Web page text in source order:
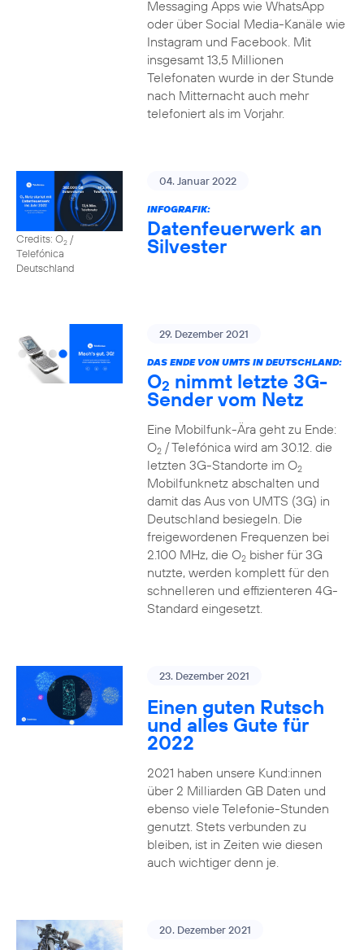
Messaging Apps wie WhatsApp
oder über Social Media-Kanäle wie
Instagram und Facebook. Mit
insgesamt 13,5 Millionen
Telefonaten wurde in der Stunde
nach Mitternacht auch mehr
telefoniert als im Vorjahr.
Credits: O2 /
Telefónica
Deutschland
04. Januar 2022
INFOGRAFIK:
Datenfeuerwerk an
Silvester
29. Dezember 2021
DAS ENDE VON UMTS IN DEUTSCHLAND:
O2 nimmt letzte 3G-
Sender vom Netz
Eine Mobilfunk-Ära geht zu Ende:
O2/ Telefónica wird am 30.12. die
letzten 3G-Standorte im O2
Mobilfunknetz abschalten und
damit das Aus von UMTS (3G) in
Deutschland besiegeln. Die
freigewordenen Frequenzen bei
2.100 MHz, die O2bisher für 3G
nutzte, werden komplett für den
schnelleren und effizienteren 4G-
Standard eingesetzt.
23. Dezember 2021
Einen guten Rutsch
und alles Gute für
2022
2021 haben unsere Kund:innen
über 2 Milliarden GB Daten und
ebenso viele Telefonie-Stunden
genutzt. Stets verbunden zu
bleiben, ist in Zeiten wie diesen
auch wichtiger denn je.
20. Dezember 2021